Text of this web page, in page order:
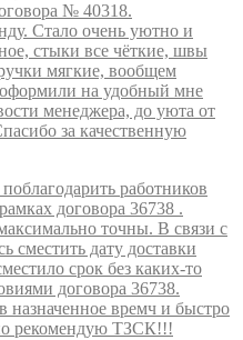
№ 40318.
Стало очень уютно и
стыки все чёткие, швы
мягкие, вообщем
оформили на удобный мне
менеджера, до уюта от
за качественную
работников
договора 36738 .
точны. В связи с
сместить дату доставки
срок без каких-то
договора 36738.
назначенное времч и быстро
рекомендую ТЗСК!!!